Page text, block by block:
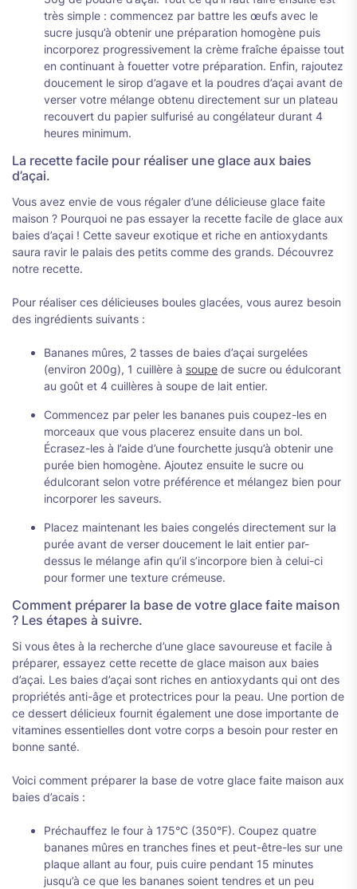
très simple : commencez par battre les œufs avec le
sucre jusqu’à obtenir une préparation homogène puis
incorporez progressivement la crème fraîche épaisse tout
en continuant à fouetter votre préparation. Enfin, rajoutez
doucement le sirop d’agave et la poudres d’açai avant de
verser votre mélange obtenu directement sur un plateau
recouvert du papier sulfurisé au congélateur durant 4
heures minimum.
La recette facile pour réaliser une glace aux baies
d’açai.
Vous avez envie de vous régaler d’une délicieuse glace faite
maison ? Pourquoi ne pas essayer la recette facile de glace aux
baies d’açai ! Cette saveur exotique et riche en antioxydants
saura ravir le palais des petits comme des grands. Découvrez
notre recette.
Pour réaliser ces délicieuses boules glacées, vous aurez besoin
des ingrédients suivants :
Bananes mûres, 2 tasses de baies d’açai surgelées
(environ 200g), 1 cuillère à soupe de sucre ou édulcorant
au goût et 4 cuillères à soupe de lait entier.
Commencez par peler les bananes puis coupez-les en
morceaux que vous placerez ensuite dans un bol.
Écrasez-les à l’aide d’une fourchette jusqu’à obtenir une
purée bien homogène. Ajoutez ensuite le sucre ou
édulcorant selon votre préférence et mélangez bien pour
incorporer les saveurs.
Placez maintenant les baies congelés directement sur la
purée avant de verser doucement le lait entier par-
dessus le mélange afin qu’il s’incorpore bien à celui-ci
pour former une texture crémeuse.
Comment préparer la base de votre glace faite maison
? Les étapes à suivre.
Si vous êtes à la recherche d’une glace savoureuse et facile à
préparer, essayez cette recette de glace maison aux baies
d’açai. Les baies d’açai sont riches en antioxydants qui ont des
propriétés anti-âge et protectrices pour la peau. Une portion de
ce dessert délicieux fournit également une dose importante de
vitamines essentielles dont votre corps a besoin pour rester en
bonne santé.
Voici comment préparer la base de votre glace faite maison aux
baies d’acais :
Préchauffez le four à 175°C (350°F). Coupez quatre
bananes mûres en tranches fines et peut-être-les sur une
plaque allant au four, puis cuire pendant 15 minutes
jusqu’à ce que les bananes soient tendres et un peu